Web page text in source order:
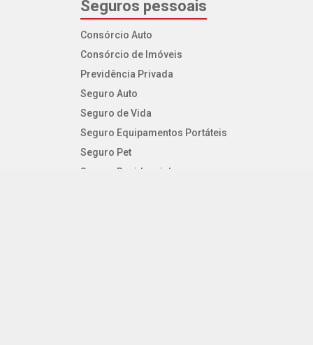
Seguros pessoais
Consórcio Auto
Consórcio de Imóveis
Previdência Privada
Seguro Auto
Seguro de Vida
Seguro Equipamentos Portáteis
Seguro Pet
Seguro Residencial